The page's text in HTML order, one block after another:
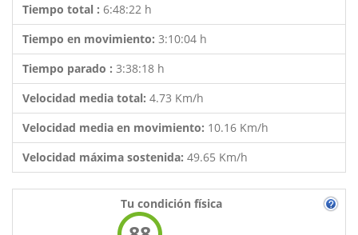
Tiempo total : 6:48:22 h
Tiempo en movimiento: 3:10:04 h
Tiempo parado : 3:38:18 h
Velocidad media total: 4.73 Km/h
Velocidad media en movimiento: 10.16 Km/h
Velocidad máxima sostenida: 49.65 Km/h
Tu condición física